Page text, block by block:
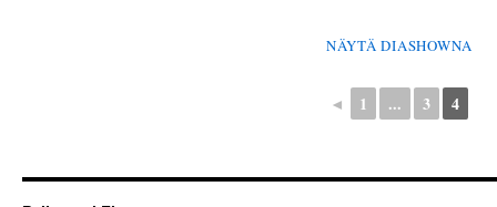
NÄYTÄ DIASHOWNA
◄ 1 ... 3 4